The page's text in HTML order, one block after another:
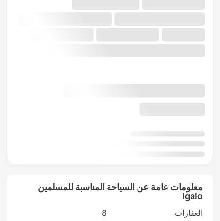
معلومات عامة عن السياحة المناسبة للمسلمين
Igalo
العقارات
8